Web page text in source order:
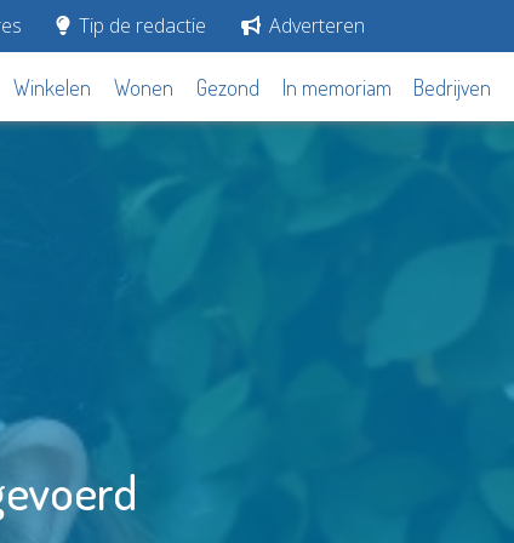
Tip de redactie Adverteren
Winkelen Wonen Gezond In memoriam Bedrijven